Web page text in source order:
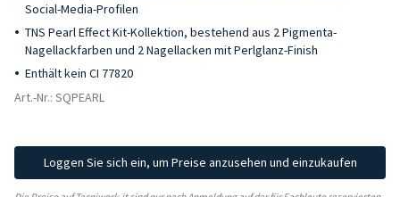
Social-Media-Profilen
TNS Pearl Effect Kit-Kollektion, bestehend aus 2 Pigmenta-
Nagellackfarben und 2 Nagellacken mit Perlglanz-Finish
Enthält kein CI 77820
Art.-Nr.: SQPEARL
Loggen Sie sich ein, um Preise anzusehen und einzukaufen